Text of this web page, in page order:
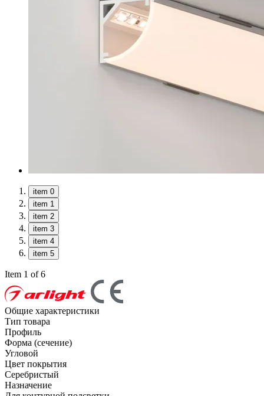
item 0
item 1
item 2
item 3
item 4
item 5
Item 1 of 6
Общие характеристики
Тип товара
Профиль
Форма (сечение)
Угловой
Цвет покрытия
Серебристый
Назначение